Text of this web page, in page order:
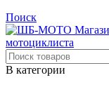
Поиск
В категории